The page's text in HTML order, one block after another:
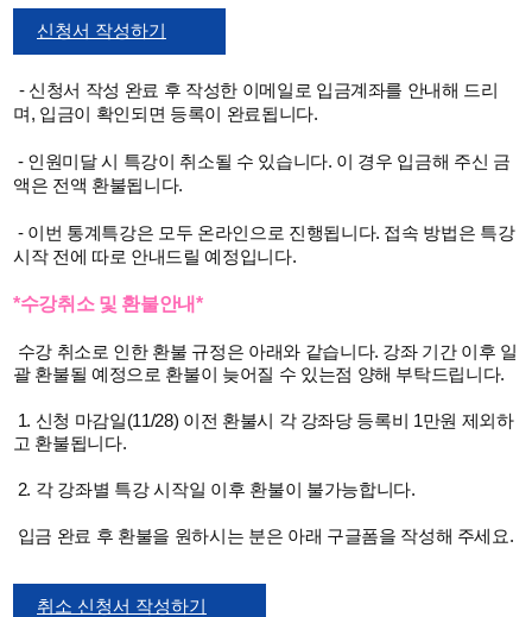
신청서 작성하기
- 신청서 작성 완료 후 작성한 이메일로 입금계좌를 안내해 드리
며, 입금이 확인되면 등록이 완료됩니다.
- 인원미달 시 특강이 취소될 수 있습니다. 이 경우 입금해 주신 금
액은 전액 환불됩니다.
- 이번 통계특강은 모두 온라인으로 진행됩니다. 접속 방법은 특강
시작 전에 따로 안내드릴 예정입니다.
*수강취소 및 환불안내*
수강 취소로 인한 환불 규정은 아래와 같습니다. 강좌 기간 이후 일
괄 환불될 예정으로 환불이 늦어질 수 있는점 양해 부탁드립니다.
1. 신청 마감일(11/28) 이전 환불시 각 강좌당 등록비 1만원 제외하
고 환불됩니다.
2. 각 강좌별 특강 시작일 이후 환불이 불가능합니다.
입금 완료 후 환불을 원하시는 분은 아래 구글폼을 작성해 주세요.
취소 신청서 작성하기